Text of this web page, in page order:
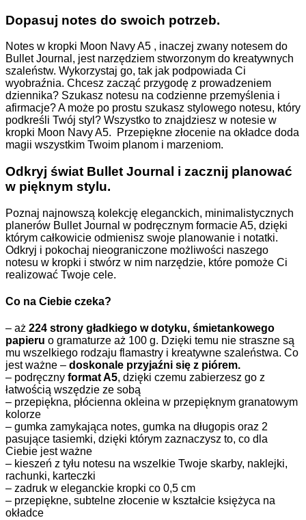
Dopasuj notes do swoich potrzeb.
Notes w kropki Moon Navy A5 , inaczej zwany notesem do
Bullet Journal, jest narzędziem stworzonym do kreatywnych
szaleństw. Wykorzystaj go, tak jak podpowiada Ci
wyobraźnia. Chcesz zacząć przygodę z prowadzeniem
dziennika? Szukasz notesu na codzienne przemyślenia i
afirmacje? A może po prostu szukasz stylowego notesu, który
podkreśli Twój styl? Wszystko to znajdziesz w notesie w
kropki Moon Navy A5. Przepiękne złocenie na okładce doda
magii wszystkim Twoim planom i marzeniom.
Odkryj świat Bullet Journal i zacznij planować
w pięknym stylu.
Poznaj najnowszą kolekcję eleganckich, minimalistycznych
planerów Bullet Journal w podręcznym formacie A5, dzięki
którym całkowicie odmienisz swoje planowanie i notatki.
Odkryj i pokochaj nieograniczone możliwości naszego
notesu w kropki i stwórz w nim narzędzie, które pomoże Ci
realizować Twoje cele.
Co na Ciebie czeka?
– aż 224 strony gładkiego w dotyku, śmietankowego
papieru o gramaturze aż 100 g. Dzięki temu nie straszne są
mu wszelkiego rodzaju flamastry i kreatywne szaleństwa. Co
jest ważne – doskonale przyjaźni się z piórem.
– podręczny format A5, dzięki czemu zabierzesz go z
łatwością wszędzie ze sobą
– przepiękna, płócienna okleina w przepięknym granatowym
kolorze
– gumka zamykająca notes, gumka na długopis oraz 2
pasujące tasiemki, dzięki którym zaznaczysz to, co dla
Ciebie jest ważne
– kieszeń z tyłu notesu na wszelkie Twoje skarby, naklejki,
rachunki, karteczki
– zadruk w eleganckie kropki co 0,5 cm
– przepiękne, subtelne złocenie w kształcie księżyca na
okładce